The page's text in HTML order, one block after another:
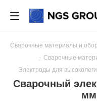
Сварочные материалы и
- Сварочные
Электроды для
Сварочный
мм